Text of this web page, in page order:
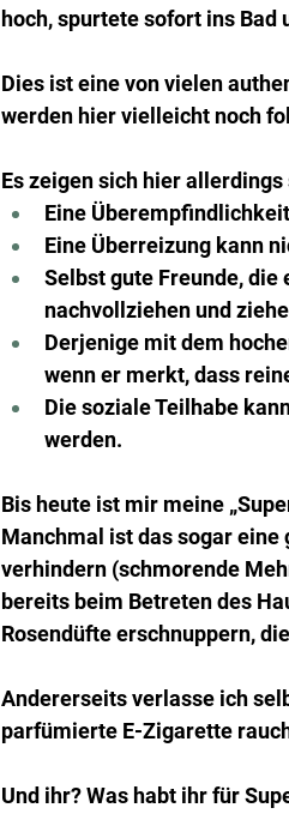
hoch, spurtete sofort ins Bad
Dies ist eine von vielen
werden hier vielleicht noch
Es zeigen sich hier
Eine
Eine Überreizung kann
Selbst gute Freunde,
nachvollziehen und
Derjenige mit dem
wenn er merkt, dass
Die soziale Teilhabe
werden.
Bis heute ist mir meine
Manchmal ist das sogar eine
verhindern (schmorende
bereits beim Betreten des
Rosendüfte erschnuppern,
Andererseits verlasse ich
parfümierte E-Zigarette
Und ihr? Was habt ihr für